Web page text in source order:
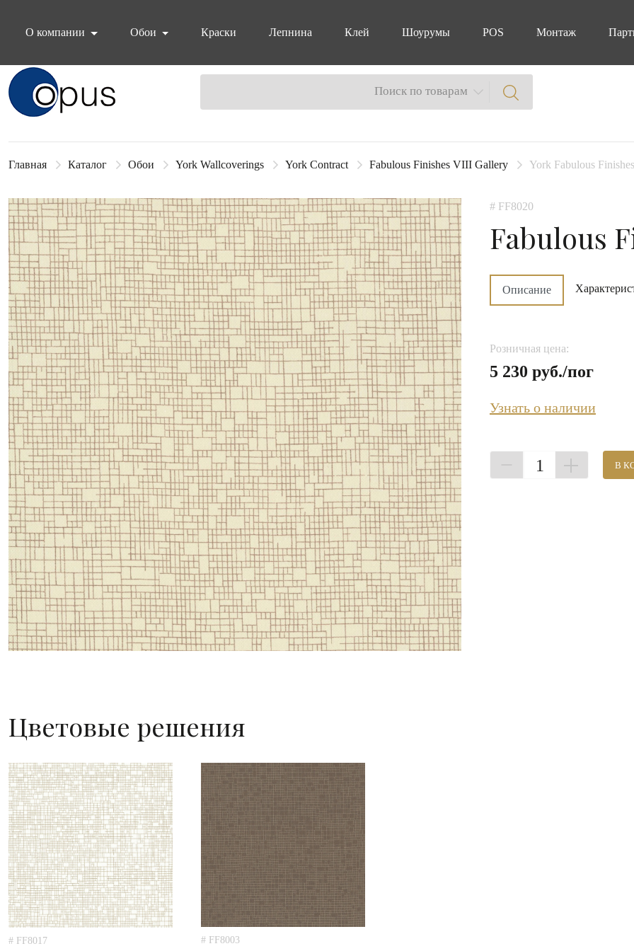
О компании
Обои Краски Лепнина Клей Шоурумы POS Монтаж
Блок поиска Поиск по товарам
Главная Каталог Обои York Wallcoverings York Contract Fabulous Finishes VIII Gallery York Fabulous
# FF8020
Fabulous
Описание
Розничная цена:
5 230 руб./пог
Узнать о наличии
1 В
Цветовые решения
# FF8017 # FF8003